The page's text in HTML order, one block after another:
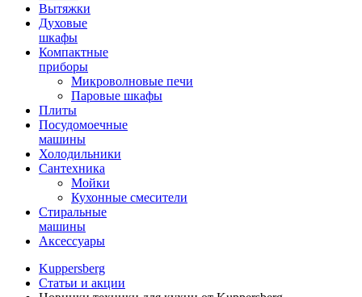
Вытяжки
Духовые
шкафы
Компактные
приборы
Микроволновые печи
Паровые шкафы
Плиты
Посудомоечные
машины
Холодильники
Сантехника
Мойки
Кухонные смесители
Стиральные
машины
Аксессуары
Kuppersberg
Статьи и акции